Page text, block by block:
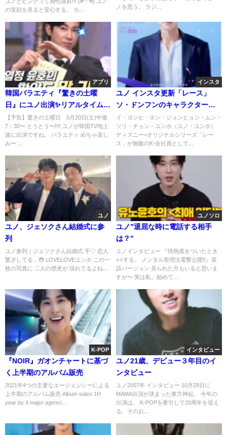
の笑顔を見ると安心する。 カ...
ノを思う。 ラジ...
アプリ
韓国バラエティ『驚きの土曜
日』にユノ出演✨リアルタイム視
聴方法
【予告】驚きの土曜日 5月20日(土)午後
7：30〜 とうとう〜!!!! ユノが韓国TV地上
波に出演ですね。 バラエティ めちゃ楽し
み〜 ...
インスタ
ユノ インスタ更新「レース」
ソ・ドンフンのキャラクターポ
スター
イ・ヨンヒ・ホン・ジョンヒョン・ムン・
ソリ・チョン・ユンホ（ユノ・ユンホ）
ディズニー+オリジナルシリーズ「レー
ス」が無敵のK-会社員として...
ユノ
ユノ、ジェソクさん結婚式に参
列
ユノ参列｜ジェソクさん結婚式 手♡ 恋人
繋ぎしてる…😳 LOVELOVEユンホ この一
枚の写真に 二人の歴史が 現れてるよね...
ユノソロ
ユノ”退屈な時に電話する相手
は？”
ユノインタビュー 『情熱底をついたとき
○○する。 メンタル管理法電撃公開!!』英
語バージョン 見られた方もいると思いま
すが〜 実は私、始めて...
K-POP
『NOIR』ガオンチャートに基づ
く上半期のアルバム販売
2021年4つの主要なエージェンシーによる
上半期のアルバム販売 Album sales 1H
year by 4 major agenci...
インタビュー
ユノ21歳、デビュー３年目のイ
ンタビュー
ユノ2007年 インタビュー 10月28日に
MAMA出演が決まった東方神起。 今年の
出演は、 K-POPを牽引して20周年を迎え
る、そのお...